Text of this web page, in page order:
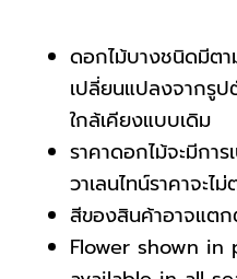
ดอกไม้บางชนิดมีต
เปลี่ยนแปลงจากรู
ใกล้เคียงแบบเดิม
ราคาดอกไม้จะมีกา
วาเลนไทน์ราคาจะไ
สีของสินค้าอาจแต
Flower shown